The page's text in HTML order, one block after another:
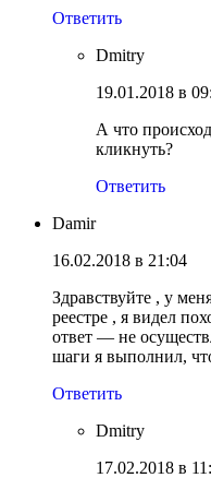
Ответить
Dmitry
19.01.2018 в
А что
кликнуть?
Ответить
Damir
16.02.2018 в 21:04
Здравствуйте , у
реестре , я видел
ответ — не
шаги я выполнил,
Ответить
Dmitry
17.02.2018 в